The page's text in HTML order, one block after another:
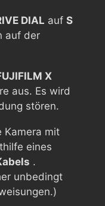
DIAL auf S
auf der
X
aus. Es wird
stören.
Kamera mit
eines
.
unbedingt